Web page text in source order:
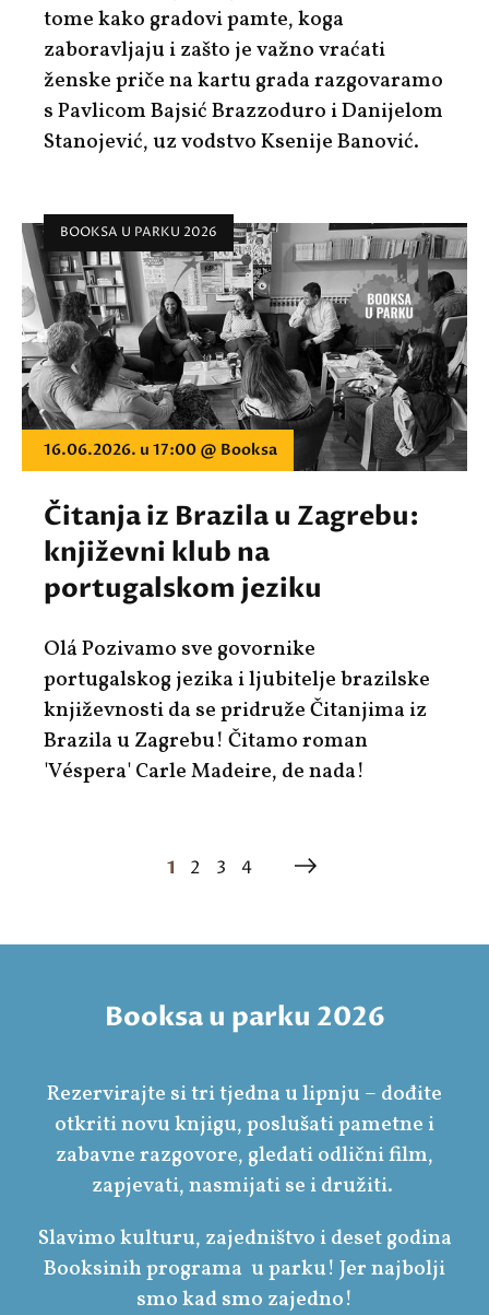
tome kako gradovi pamte, koga
zaboravljaju i zašto je važno vraćati
ženske priče na kartu grada razgovaramo
s Pavlicom Bajsić Brazzoduro i Danijelom
Stanojević, uz vodstvo Ksenije Banović.
BOOKSA U PARKU 2026
16.06.2026. u 17:00 @ Booksa
Čitanja iz Brazila u Zagrebu:
književni klub na
portugalskom jeziku
Olá Pozivamo sve govornike
portugalskog jezika i ljubitelje brazilske
književnosti da se pridruže Čitanjima iz
Brazila u Zagrebu! Čitamo roman
'Véspera' Carle Madeire, de nada!
1 2 3 4
Booksa u parku 2026
Rezervirajte si tri tjedna u lipnju – dođite
otkriti novu knjigu, poslušati pametne i
zabavne razgovore, gledati odlični film,
zapjevati, nasmijati se i družiti.
Slavimo kulturu, zajedništvo i deset godina
Booksinih programa u parku! Jer najbolji
smo kad smo zajedno!